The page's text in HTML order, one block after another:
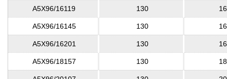
A5X96/16119 130
A5X96/16145 130
A5X96/16201 130
A5X96/18157 130